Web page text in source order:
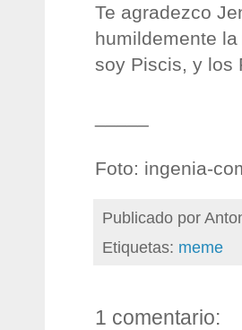
Te agradezco
humildemente
soy Piscis, y los
Foto: ingenia-
Publicado por
Etiquetas: meme
1 comentario: